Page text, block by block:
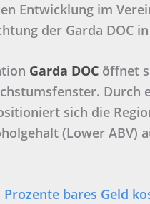
Entwicklung im
der Garda DOC
Garda DOC öffnet
Durch
sich die
(Lower ABV)
bares Geld